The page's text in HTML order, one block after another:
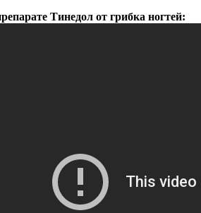
Тинедол от грибка ногтей: